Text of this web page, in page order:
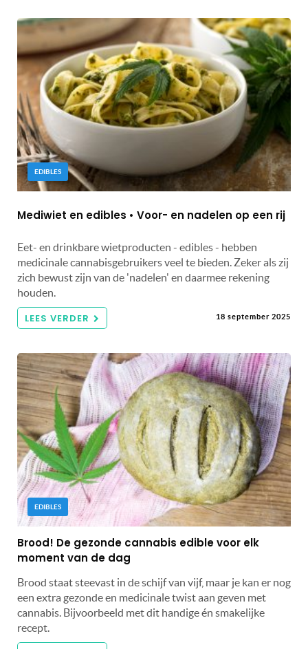
EDIBLES
Mediwiet en edibles • Voor- en nadelen op een rij
Eet- en drinkbare wietproducten - edibles - hebben
medicinale cannabisgebruikers veel te bieden. Zeker als zij
zich bewust zijn van de 'nadelen' en daarmee rekening
houden.
LEES VERDER 18 september 2025
EDIBLES
Brood! De gezonde cannabis edible voor elk
moment van de dag
Brood staat steevast in de schijf van vijf, maar je kan er nog
een extra gezonde en medicinale twist aan geven met
cannabis. Bijvoorbeeld met dit handige én smakelijke
recept.